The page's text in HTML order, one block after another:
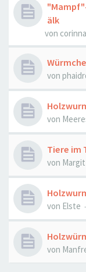
älk
von corinna
von
von
Tiere im
von Margit
von Elste -
von